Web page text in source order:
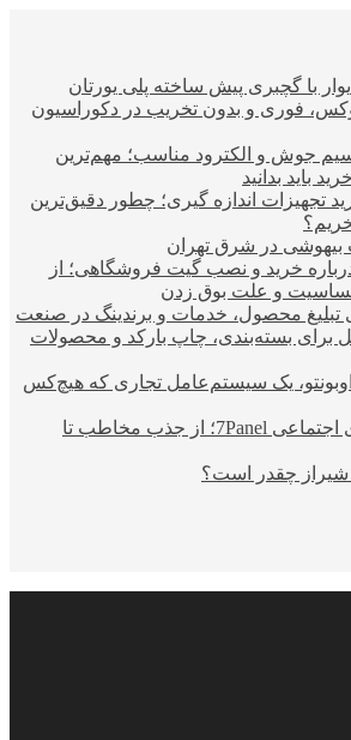
با گچبری پیش ساخته پلی یورتان
فوری و بدون تخریب در دکوراسیون
سیم جوش و الکترود مناسب؛ مهم‌ترین
باید بدانید
تجهیزات اندازه گیری؛ چطور دقیق‌ترین
بیهوشی در شرق تهران
خرید و نصب گیت فروشگاهی؛ از
و علت بوق زدن
تبلیغ محصول، خدمات و برندینگ در صنعت
برای بسته‌بندی، چاپ بارکد و محصولات
یک سیستم‌عامل تجاری که هیچ‌کس
خدمات شبکه‌های اجتماعی 7Panel؛ از جذب مخاطب تا
شیراز چقدر است؟